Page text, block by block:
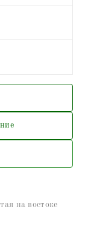
на востоке